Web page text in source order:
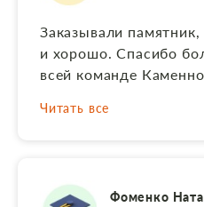
Заказывали
и хорошо. Спасибо
всей команде
Читать все
Фоменко